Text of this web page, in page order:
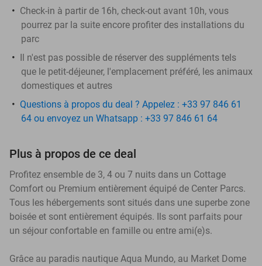
Check-in à partir de 16h, check-out avant 10h, vous
pourrez par la suite encore profiter des installations du
parc
Il n'est pas possible de réserver des suppléments tels
que le petit-déjeuner, l'emplacement préféré, les animaux
domestiques et autres
Questions à propos du deal ? Appelez : +33 97 846 61
64 ou envoyez un Whatsapp : +33 97 846 61 64
Plus à propos de ce deal
Profitez ensemble de 3, 4 ou 7 nuits dans un Cottage
Comfort ou Premium entièrement équipé de Center Parcs.
Tous les hébergements sont situés dans une superbe zone
boisée et sont entièrement équipés. Ils sont parfaits pour
un séjour confortable en famille ou entre ami(e)s.
Grâce au paradis nautique Aqua Mundo, au Market Dome